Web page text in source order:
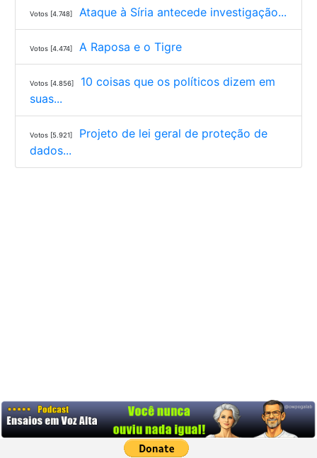
Votos [4.748] Ataque à Síria antecede investigação...
Votos [4.474] A Raposa e o Tigre
Votos [4.856]
10 coisas que os políticos dizem em
suas...
Votos [5.921]
Projeto de lei geral de proteção de
dados...